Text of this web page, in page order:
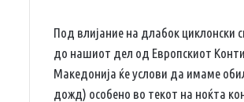
Под влијание на длабок циклонски
до нашиот дел од Европскиот
Македонија ќе услови да имаме
дожд) особено во текот на ноќта